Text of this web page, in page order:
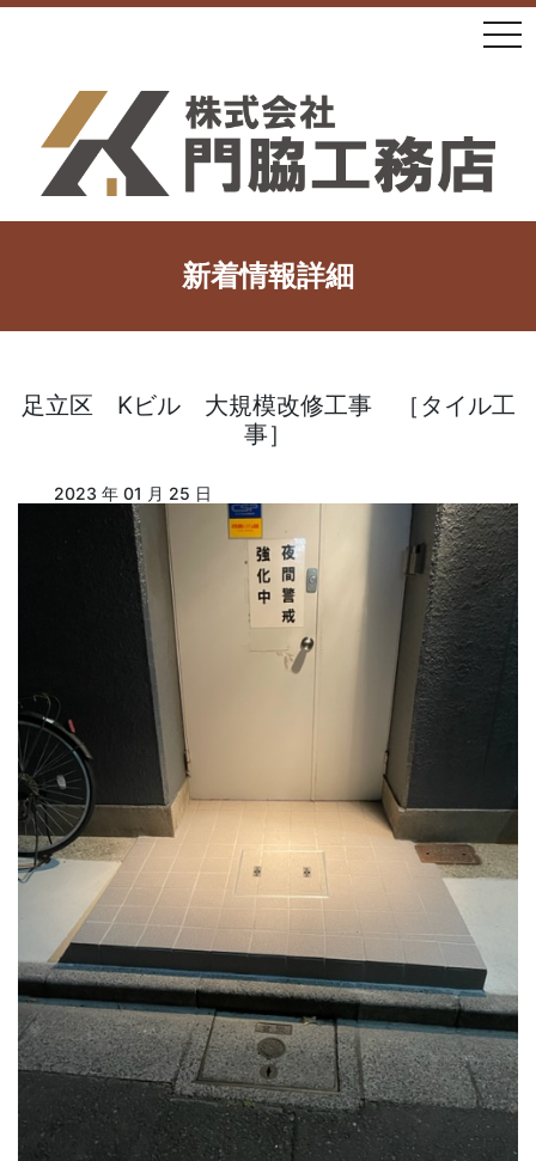
新着情報詳細
足立区 Kビル 大規模改修工事 ［タイル工
事］
2023 年 01 月 25 日